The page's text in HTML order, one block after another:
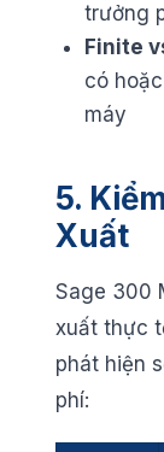
trưởng
Finite
có
máy
5.
Xuất
Sage 300
xuất thực
phát hiện
phí: